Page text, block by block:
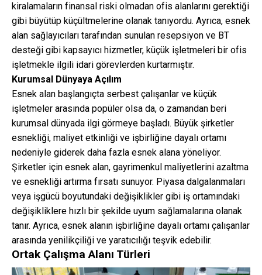
kiralamaların finansal riski olmadan ofis alanlarını gerektiği
gibi büyütüp küçültmelerine olanak tanıyordu. Ayrıca, esnek
alan sağlayıcıları tarafından sunulan resepsiyon ve BT
desteği gibi kapsayıcı hizmetler, küçük işletmeleri bir ofis
işletmekle ilgili idari görevlerden kurtarmıştır.
Kurumsal Dünyaya Açılım
Esnek alan başlangıçta serbest çalışanlar ve küçük
işletmeler arasında popüler olsa da, o zamandan beri
kurumsal dünyada ilgi görmeye başladı. Büyük şirketler
esnekliği, maliyet etkinliği ve işbirliğine dayalı ortamı
nedeniyle giderek daha fazla esnek alana yöneliyor.
Şirketler için esnek alan, gayrimenkul maliyetlerini azaltma
ve esnekliği artırma fırsatı sunuyor. Piyasa dalgalanmaları
veya işgücü boyutundaki değişiklikler gibi iş ortamındaki
değişikliklere hızlı bir şekilde uyum sağlamalarına olanak
tanır. Ayrıca, esnek alanın işbirliğine dayalı ortamı çalışanlar
arasında yenilikçiliği ve yaratıcılığı teşvik edebilir.
Ortak Çalışma Alanı Türleri